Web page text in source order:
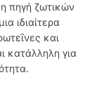
πηγή ζωτικών
ιδιαίτερα
και
κατάλληλη για